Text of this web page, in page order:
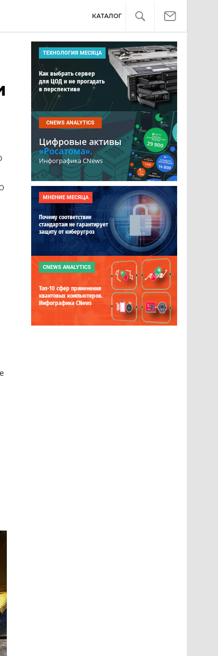
КАТАЛОГ
ТЕХНОЛОГИЯ МЕСЯЦА
Как выбрать сервер
для ЦОД и не прогадать
в перспективе
CNEWS ANALYTICS
Цифровые активы
«Росатома».
Инфографика CNews
МНЕНИЕ МЕСЯЦА
Почему соответствие
стандартам не гарантирует
защиту от киберугроз
CNEWS ANALYTICS
Топ-10 сфер применения
квантовых компьютеров.
Инфографика CNews